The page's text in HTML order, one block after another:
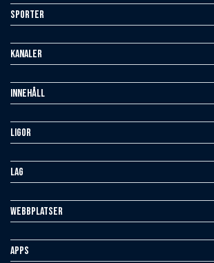
Sporter
Kanaler
Innehåll
Ligor
Lag
Webbplatser
Apps